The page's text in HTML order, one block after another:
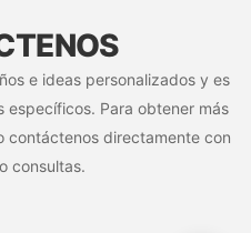
e ideas personalizados y es
Para obtener más
contáctenos directamente con
consultas.